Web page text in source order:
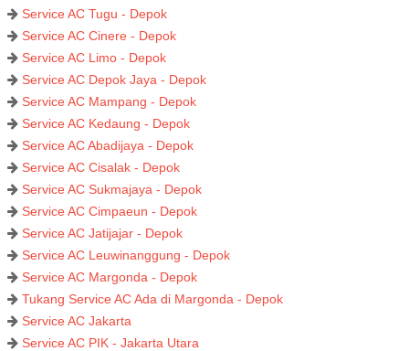
Service AC Tugu - Depok
Service AC Cinere - Depok
Service AC Limo - Depok
Service AC Depok Jaya - Depok
Service AC Mampang - Depok
Service AC Kedaung - Depok
Service AC Abadijaya - Depok
Service AC Cisalak - Depok
Service AC Sukmajaya - Depok
Service AC Cimpaeun - Depok
Service AC Jatijajar - Depok
Service AC Leuwinanggung - Depok
Service AC Margonda - Depok
Tukang Service AC Ada di Margonda - Depok
Service AC Jakarta
Service AC PIK - Jakarta Utara